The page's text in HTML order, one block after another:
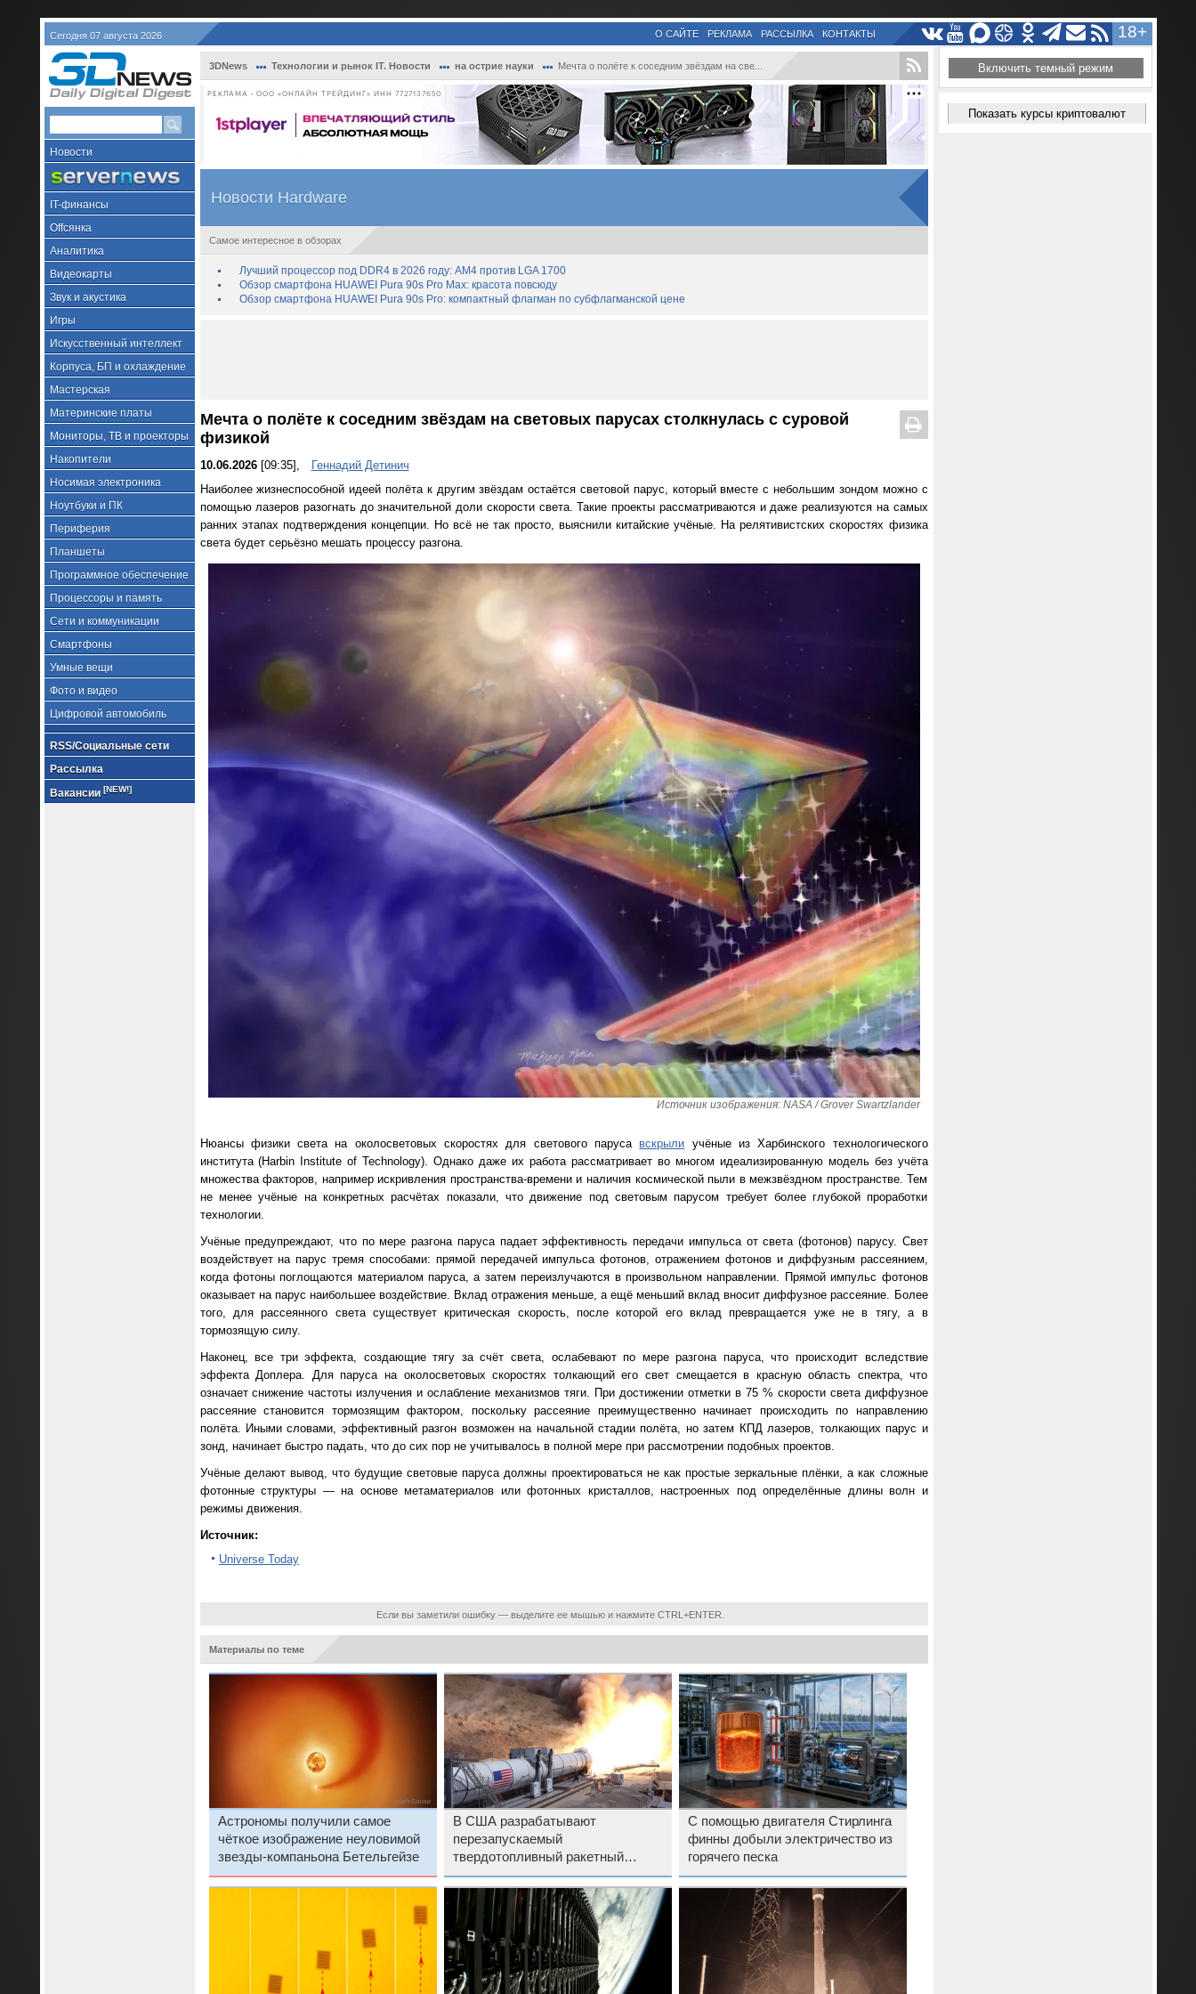
Сегодня 07 августа 2026 18+
О САЙТЕ РЕКЛАМА РАССЫЛКА КОНТАКТЫ
Новости
IT-финансы
Offсянка
Аналитика
Видеокарты
Звук и акустика
Игры
Искусственный интеллект
Корпуса, БП и охлаждение
Мастерская
Материнские платы
Мониторы, ТВ и проекторы
Накопители
Носимая электроника
Ноутбуки и ПК
Периферия
Планшеты
Программное обеспечение
Процессоры и память
Сети и коммуникации
Смартфоны
Умные вещи
Фото и видео
Цифровой автомобиль
RSS/Социальные сети
Рассылка
Вакансии [NEW!]
3DNews Технологии и рынок IT. Новости на острие науки Мечта о полёте к соседним звёздам на све...
РЕКЛАМА • ООО «ОНЛАЙН ТРЕЙДИНГ» ИНН 7727137650
Новости Hardware
Самое интересное в обзорах
Лучший процессор под DDR4 в 2026 году: AM4 против LGA 1700
Обзор смартфона HUAWEI Pura 90s Pro Max: красота повсюду
Обзор смартфона HUAWEI Pura 90s Pro: компактный флагман по субфлагманской цене
Мечта о полёте к соседним звёздам на световых парусах столкнулась с суровой
физикой
10.06.2026[09:35],
Геннадий Детинич
Наиболее жизнеспособной идеей полёта к другим звёздам остаётся световой парус, который вместе с небольшим зондом можно с
помощью лазеров разогнать до значительной доли скорости света. Такие проекты рассматриваются и даже реализуются на самых
ранних этапах подтверждения концепции. Но всё не так просто, выяснили китайские учёные. На релятивистских скоростях физика
света будет серьёзно мешать процессу разгона.
Источник изображения: NASA / Grover Swartzlander
Нюансы физики света на околосветовых скоростях для светового паруса вскрыли учёные из Харбинского технологического
института (Harbin Institute of Technology). Однако даже их работа рассматривает во многом идеализированную модель без учёта
множества факторов, например искривления пространства-времени и наличия космической пыли в межзвёздном пространстве. Тем
не менее учёные на конкретных расчётах показали, что движение под световым парусом требует более глубокой проработки
технологии.
Учёные предупреждают, что по мере разгона паруса падает эффективность передачи импульса от света (фотонов) парусу. Свет
воздействует на парус тремя способами: прямой передачей импульса фотонов, отражением фотонов и диффузным рассеянием,
когда фотоны поглощаются материалом паруса, а затем переизлучаются в произвольном направлении. Прямой импульс фотонов
оказывает на парус наибольшее воздействие. Вклад отражения меньше, а ещё меньший вклад вносит диффузное рассеяние. Более
того, для рассеянного света существует критическая скорость, после которой его вклад превращается уже не в тягу, а в
тормозящую силу.
Наконец, все три эффекта, создающие тягу за счёт света, ослабевают по мере разгона паруса, что происходит вследствие
эффекта Доплера. Для паруса на околосветовых скоростях толкающий его свет смещается в красную область спектра, что
означает снижение частоты излучения и ослабление механизмов тяги. При достижении отметки в 75 % скорости света диффузное
рассеяние становится тормозящим фактором, поскольку рассеяние преимущественно начинает происходить по направлению
полёта. Иными словами, эффективный разгон возможен на начальной стадии полёта, но затем КПД лазеров, толкающих парус и
зонд, начинает быстро падать, что до сих пор не учитывалось в полной мере при рассмотрении подобных проектов.
Учёные делают вывод, что будущие световые паруса должны проектироваться не как простые зеркальные плёнки, а как сложные
фотонные структуры — на основе метаматериалов или фотонных кристаллов, настроенных под определённые длины волн и
режимы движения.
Источник:
Universe Today
Если вы заметили ошибку — выделите ее мышью и нажмите CTRL+ENTER.
Материалы по теме
Астрономы получили самое
чёткое изображение неуловимой
звезды-компаньона Бетельгейзе
В США разрабатывают
перезапускаемый
твердотопливный ракетный
двигатель — это сделает
спутники проще и надёжнее
С помощью двигателя Стирлинга
финны добыли электричество из
горячего песка
Включить темный режим
Показать курсы криптовалют